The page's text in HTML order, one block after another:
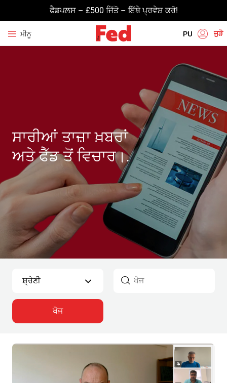
ਫੈਡਪਲਸ – £500 ਜਿੱਤੋ – ਇੱਥੇ ਪ੍ਰਵੇਸ਼ ਕਰੋ!
ਮੀਨੂ PU
UR
BN
GU
TA
ਜੁੜੋ
ਸਾਰੀਆਂ ਤਾਜ਼ਾ ਖ਼ਬਰਾਂ
ਅਤੇ ਫੈੱਡ ਤੋਂ ਵਿਚਾਰ।.
ਖੋਜ